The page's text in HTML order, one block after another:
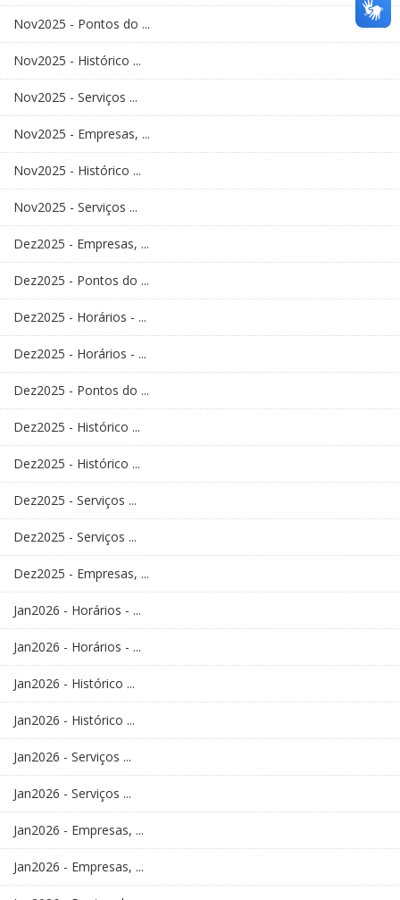
Nov2025 - Pontos do ...
Nov2025 - Histórico ...
Nov2025 - Serviços ...
Nov2025 - Empresas, ...
Nov2025 - Histórico ...
Nov2025 - Serviços ...
Dez2025 - Empresas, ...
Dez2025 - Pontos do ...
Dez2025 - Horários - ...
Dez2025 - Horários - ...
Dez2025 - Pontos do ...
Dez2025 - Histórico ...
Dez2025 - Histórico ...
Dez2025 - Serviços ...
Dez2025 - Serviços ...
Dez2025 - Empresas, ...
Jan2026 - Horários - ...
Jan2026 - Horários - ...
Jan2026 - Histórico ...
Jan2026 - Histórico ...
Jan2026 - Serviços ...
Jan2026 - Serviços ...
Jan2026 - Empresas, ...
Jan2026 - Empresas, ...